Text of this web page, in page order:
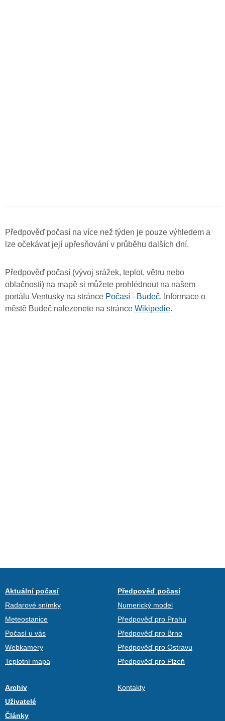
Předpověď počasí na více než týden je pouze výhledem a
lze očekávat její upřesňování v průběhu dalších dní.
Předpověď počasí (vývoj srážek, teplot, větru nebo
oblačnosti) na mapě si můžete prohlédnout na našem
portálu Ventusky na stránce Počasí - Budeč. Informace o
městě Budeč nalezenete na stránce Wikipedie.
Aktuální počasí
Radarové snímky
Meteostanice
Počasí u vás
Webkamery
Teplotní mapa
Předpověď počasí
Numerický model
Předpověď pro Prahu
Předpověď pro Brno
Předpověď pro Ostravu
Předpověď pro Plzeň
Archiv
Uživatelé
Články
Kontakty